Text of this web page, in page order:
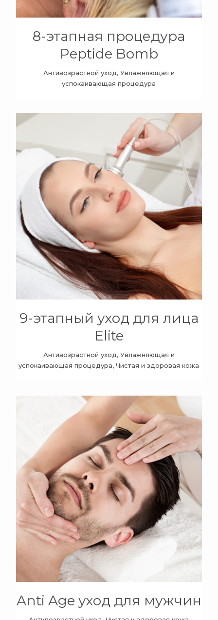
8-этапная процедура
Peptide Bomb
Антивозрастной уход, Увлажняющая и
успокаивающая процедура
+
9-этапный уход для лица
Elite
Антивозрастной уход, Увлажняющая и
успокаивающая процедура, Чистая и здоровая кожа
+
Anti Age уход для мужчин